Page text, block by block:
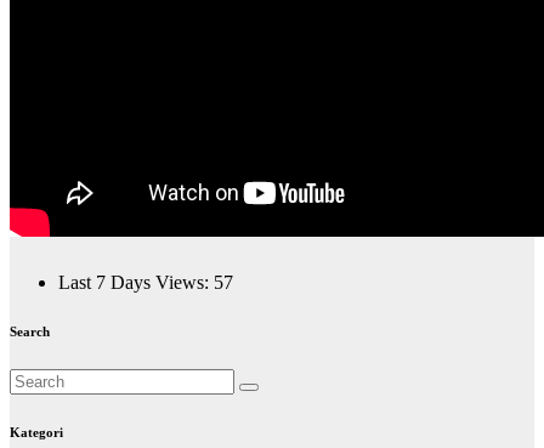
Last 7 Days Views: 57
Search
Kategori